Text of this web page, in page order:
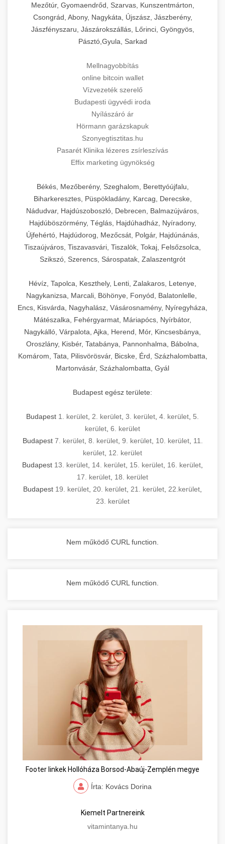
Mezőtúr, Gyomaendrőd, Szarvas, Kunszentmárton,
Csongrád, Abony, Nagykáta, Újszász, Jászberény,
Jászfényszaru, Jászárokszállás, Lőrinci, Gyöngyös,
Pásztó,Gyula, Sarkad
Mellnagyobbítás
online bitcoin wallet
Vízvezeték szerelő
Budapesti ügyvédi iroda
Nyílászáró ár
Hörmann garázskapuk
Szonyegtisztitas.hu
Pasarét Klinika lézeres zsírleszívás
Effix marketing ügynökség
Békés, Mezőberény, Szeghalom, Berettyóújfalu,
Biharkeresztes, Püspökladány, Karcag, Derecske,
Nádudvar, Hajdúszoboszló, Debrecen, Balmazújváros,
Hajdúböszörmény, Téglás, Hajdúhadház, Nyíradony,
Újfehértó, Hajdúdorog, Mezőcsát, Polgár, Hajdúnánás,
Tiszaújváros, Tiszavasvári, Tiszalök, Tokaj, Felsőzsolca,
Szikszó, Szerencs, Sárospatak, Zalaszentgrót
Hévíz, Tapolca, Keszthely, Lenti, Zalakaros, Letenye,
Nagykanizsa, Marcali, Böhönye, Fonyód, Balatonlelle,
Encs, Kisvárda, Nagyhalász, Vásárosnamény, Nyíregyháza,
Mátészalka, Fehérgyarmat, Máriapócs, Nyírbátor,
Nagykálló, Várpalota, Ajka, Herend, Mór, Kincsesbánya,
Oroszlány, Kisbér, Tatabánya, Pannonhalma, Bábolna,
Komárom, Tata, Pilisvörösvár, Bicske, Érd, Százhalombatta,
Martonvásár, Százhalombatta, Gyál
Budapest egész területe:
Budapest 1. kerület 2. kerület 3. kerület 4. kerület 5.
kerület 6. kerület
Budapest 7. kerület, 8. kerület, 9. kerület, 10. kerület, 11.
kerület 12. kerület
Budapest 13. kerület 14. kerület 15. kerület 16. kerület
17. kerület 18. kerület
Budapest 19. kerület 20. kerület 21. kerület 22.kerület
23. kerület
Nem működő CURL function.
Nem működő CURL function.
Footer linkek Hollóháza Borsod-Abaúj-Zemplén megye
Írta: Kovács Dorina
Kiemelt Partnereink
vitamintanya.hu